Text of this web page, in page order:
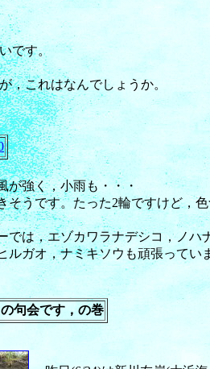
です。
，これはなんでしょうか。
が強く，小雨も・・・
そうです。たった2輪ですけど，
では，エゾカワラナデシコ，ノハ
ルガオ，ナミキソウも頑張ってい
句会です，の巻